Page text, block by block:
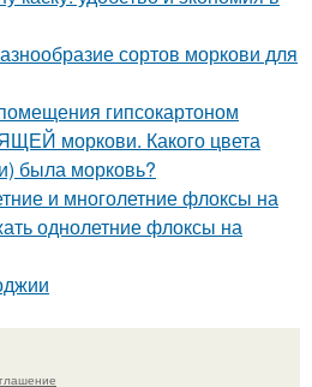
сортов моркови для
гипсокартоном
моркови. Какого цвета
была морковь?
и многолетние флоксы на
однолетние флоксы на